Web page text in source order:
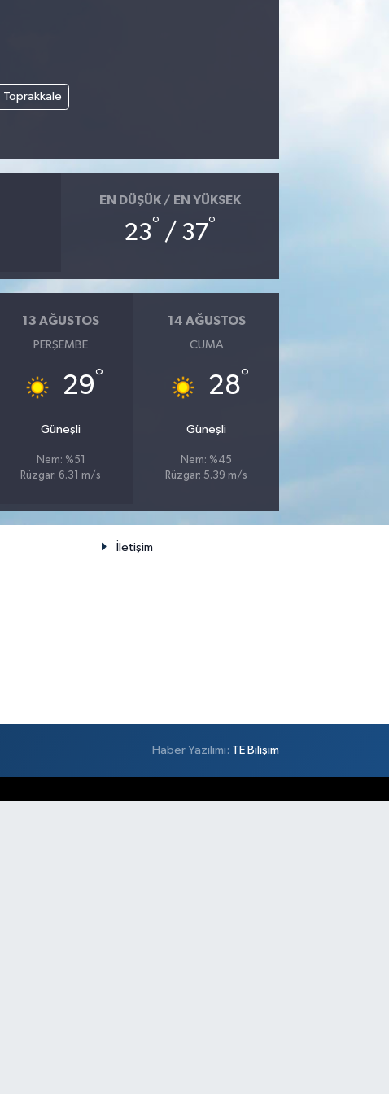
Toprakkale
EN DÜŞÜK / EN YÜKSEK
23° / 37°
13 AĞUSTOS
PERŞEMBE
29°
Güneşli
Nem: %51
Rüzgar: 6.31 m/s
14 AĞUSTOS
CUMA
28°
Güneşli
Nem: %45
Rüzgar: 5.39 m/s
İletişim
Haber Yazılımı: TE Bilişim